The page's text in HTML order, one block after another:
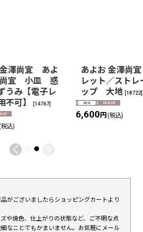
あよ
惑
子レ
]
あよお 金澤尚宜 ゴブ
レット／ストレートカ
ップ 大地 [ 18722
(税込)
がございましたらショッピングカートより
や焼色、仕上がりの状態など、ご不明な点
なことでもかまいません。お気軽にメール